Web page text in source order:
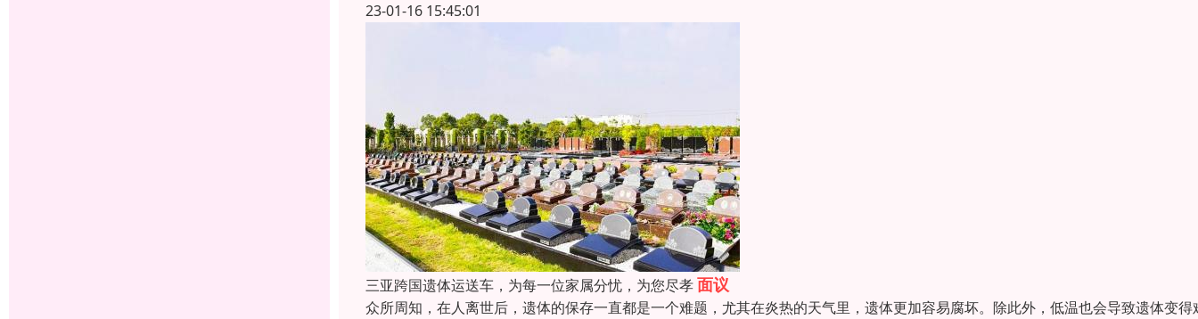
23-01-16 15:45:01
三亚跨国遗体运送车，为每一位家属分忧，为您尽孝面议
众所周知，在人离世后，遗体的保存一直都是一个难题，尤其在炎热的天气里，遗体更加容易腐坏。除此外，低温也会导致遗体变得